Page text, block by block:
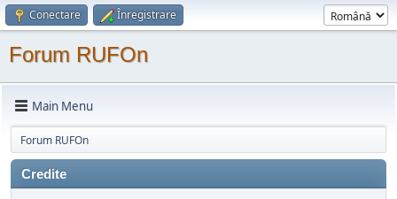
Conectare Înregistrare
Forum RUFOn
Main Menu
Forum RUFOn
Credite